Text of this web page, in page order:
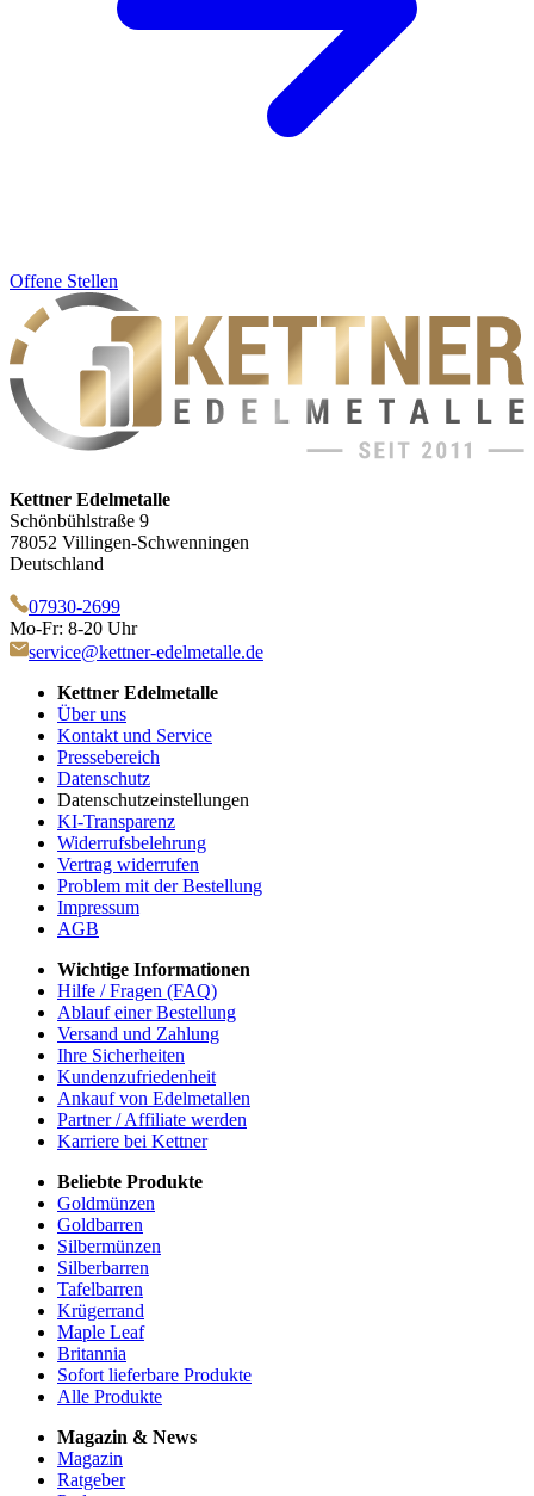
Offene Stellen
Kettner Edelmetalle
Schönbühlstraße 9
78052 Villingen-Schwenningen
Deutschland
07930-2699
Mo-Fr: 8-20 Uhr
service@kettner-edelmetalle.de
Kettner Edelmetalle
Über uns
Kontakt und Service
Pressebereich
Datenschutz
Datenschutzeinstellungen
KI-Transparenz
Widerrufsbelehrung
Vertrag widerrufen
Problem mit der Bestellung
Impressum
AGB
Wichtige Informationen
Hilfe / Fragen (FAQ)
Ablauf einer Bestellung
Versand und Zahlung
Ihre Sicherheiten
Kundenzufriedenheit
Ankauf von Edelmetallen
Partner / Affiliate werden
Karriere bei Kettner
Beliebte Produkte
Goldmünzen
Goldbarren
Silbermünzen
Silberbarren
Tafelbarren
Krügerrand
Maple Leaf
Britannia
Sofort lieferbare Produkte
Alle Produkte
Magazin & News
Magazin
Ratgeber